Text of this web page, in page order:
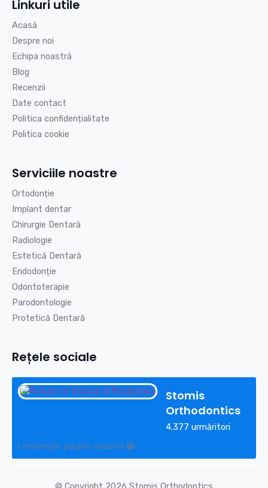
Linkuri utile
Acasă
Despre noi
Echipa noastră
Blog
Recenzii
Date contact
Politica confidențialitate
Politica cookie
Serviciile noastre
Ortodonție
Implant dentar
Chirurgie Dentară
Radiologie
Estetică Dentară
Endodonție
Odontoterapie
Parodontologie
Protetică Dentară
Rețele sociale
Stomis
Orthodontics
4.377 urmăritori
Urmărește pagina noastră 😁